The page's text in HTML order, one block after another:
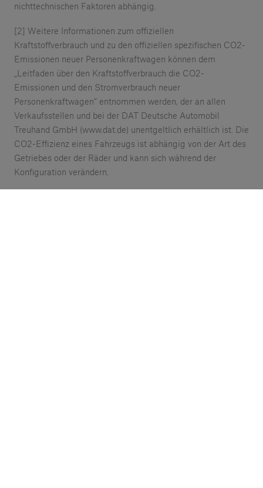
nichttechnischen Faktoren abhängig.
[2] Weitere Informationen zum offiziellen
Kraftstoffverbrauch und zu den offiziellen spezifischen CO2-
Emissionen neuer Personenkraftwagen können dem
„Leitfaden über den Kraftstoffverbrauch die CO2-
Emissionen und den Stromverbrauch neuer
Personenkraftwagen“ entnommen werden, der an allen
Verkaufsstellen und bei der DAT Deutsche Automobil
Treuhand GmbH (www.dat.de) unentgeltlich erhältlich ist. Die
CO2-Effizienz eines Fahrzeugs ist abhängig von der Art des
Getriebes oder der Räder und kann sich während der
Konfiguration verändern.